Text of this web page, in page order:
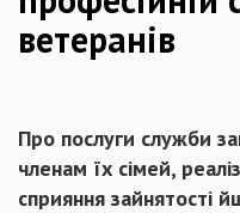
ветеранів
Про послуги служби
членам їх сімей,
сприяння зайнятості